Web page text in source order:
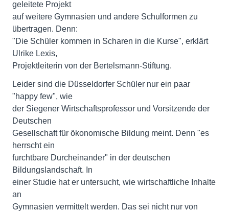
geleitete Projekt
auf weitere Gymnasien und andere Schulformen zu
übertragen. Denn:
"Die Schüler kommen in Scharen in die Kurse", erklärt
Ulrike Lexis,
Projektleiterin von der Bertelsmann-Stiftung.
Leider sind die Düsseldorfer Schüler nur ein paar
"happy few", wie
der Siegener Wirtschaftsprofessor und Vorsitzende der
Deutschen
Gesellschaft für ökonomische Bildung meint. Denn "es
herrscht ein
furchtbare Durcheinander" in der deutschen
Bildungslandschaft. In
einer Studie hat er untersucht, wie wirtschaftliche Inhalte
an
Gymnasien vermittelt werden. Das sei nicht nur von